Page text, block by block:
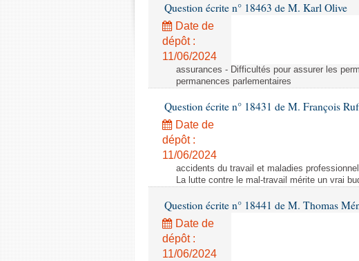
Question écrite n° 18463 de M. Karl Olive
Date de
dépôt :
11/06/2024
assurances - Difficultés pour assurer les
permanences parlementaires
Question écrite n° 18431 de M. François
Date de
dépôt :
11/06/2024
accidents du travail et maladies
La lutte contre le mal-travail mérite un vrai
Question écrite n° 18441 de M. Thomas
Date de
dépôt :
11/06/2024